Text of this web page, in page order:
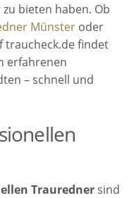
bieten haben. Ob
Münster oder
traucheck.de findet
erfahrenen
– schnell und
Trauredner sind